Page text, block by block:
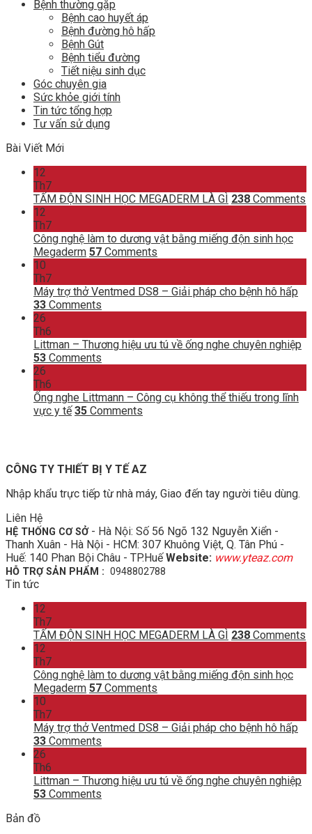
Bệnh thường gặp
Bệnh cao huyết áp
Bệnh đường hô hấp
Bệnh Gút
Bệnh tiểu đường
Tiết niệu sinh dục
Góc chuyên gia
Sức khỏe giới tính
Tin tức tổng hợp
Tư vấn sử dụng
Bài Viết Mới
12
Th7
TẤM ĐỘN SINH HỌC MEGADERM LÀ GÌ 238 Comments
12
Th7
Công nghệ làm to dương vật bằng miếng độn sinh học
Megaderm 57 Comments
10
Th7
Máy trợ thở Ventmed DS8 – Giải pháp cho bệnh hô hấp
33 Comments
26
Th6
Littman – Thương hiệu ưu tú về ống nghe chuyên nghiệp
53 Comments
26
Th6
Ống nghe Littmann – Công cụ không thể thiếu trong lĩnh
vực y tế 35 Comments
CÔNG TY THIẾT BỊ Y TẾ AZ
Nhập khẩu trực tiếp từ nhà máy, Giao đến tay người tiêu dùng.
Liên Hệ
HỆ THỐNG CƠ SỞ - Hà Nội: Số 56 Ngõ 132 Nguyễn Xiển -
Thanh Xuân - Hà Nội - HCM: 307 Khuông Việt, Q. Tân Phú -
Huế: 140 Phan Bội Châu - TP.HuếWebsite: www.yteaz.com
HỖ TRỢ SẢN PHẨM : 0948802788
Tin tức
12
Th7
TẤM ĐỘN SINH HỌC MEGADERM LÀ GÌ 238 Comments
12
Th7
Công nghệ làm to dương vật bằng miếng độn sinh học
Megaderm 57 Comments
10
Th7
Máy trợ thở Ventmed DS8 – Giải pháp cho bệnh hô hấp
33 Comments
26
Th6
Littman – Thương hiệu ưu tú về ống nghe chuyên nghiệp
53 Comments
Bản đồ